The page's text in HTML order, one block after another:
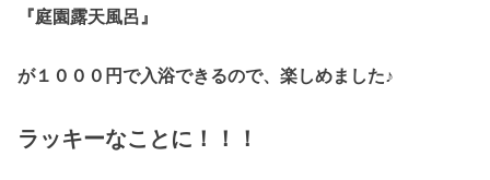
『庭園露天風呂』
が１０００円で入浴できるので、楽しめました♪
ラッキーなことに！！！